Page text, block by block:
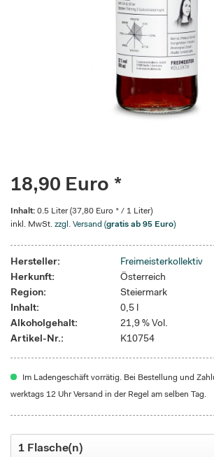
18,90 Euro *
Inhalt: 0.5 Liter (37,80 Euro * / 1 Liter)
inkl. MwSt. zzgl. Versand (gratis ab 95 Euro)
Hersteller:
Freimeisterkollektiv
Herkunft:
Österreich
Region:
Steiermark
Inhalt:
0,5 l
Alkoholgehalt:
21,9 % Vol.
Artikel-Nr.:
K10754
Im Ladengeschäft vorrätig. Bei Bestellung und
werktags 12 Uhr Versand in der Regel am selben Tag.